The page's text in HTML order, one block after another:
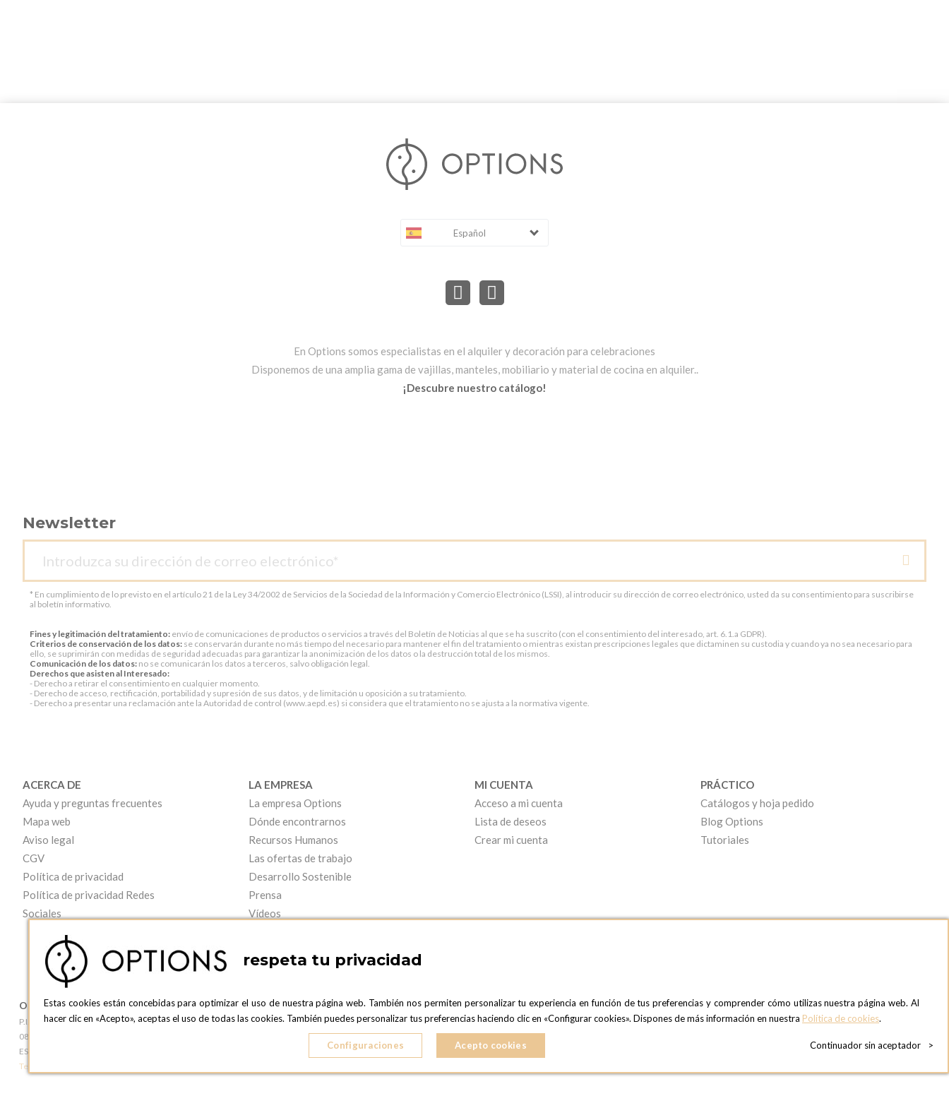
Español
En Options somos especialistas en el alquiler y decoración para celebraciones
Disponemos de una amplia gama de vajillas, manteles, mobiliario y material de cocina en alquiler..
¡Descubre nuestro catálogo!
Newsletter
* En cumplimiento de lo previsto en el artículo 21 de la Ley 34/2002 de Servicios de la Sociedad de la Información y Comercio Electrónico (LSSI), al introducir su dirección de correo electrónico, usted da su consentimiento para suscribirse
al boletín informativo.
Fines y legitimación del tratamiento: envío de comunicaciones de productos o servicios a través del Boletín de Noticias al que se ha suscrito (con el consentimiento del interesado, art. 6.1.a GDPR).
Criterios de conservación de los datos: se conservarán durante no más tiempo del necesario para mantener el fin del tratamiento o mientras existan prescripciones legales que dictaminen su custodia y cuando ya no sea necesario para
ello, se suprimirán con medidas de seguridad adecuadas para garantizar la anonimización de los datos o la destrucción total de los mismos.
Comunicación de los datos: no se comunicarán los datos a terceros, salvo obligación legal.
Derechos que asisten al Interesado:
- Derecho a retirar el consentimiento en cualquier momento.
- Derecho de acceso, rectificación, portabilidad y supresión de sus datos, y de limitación u oposición a su tratamiento.
- Derecho a presentar una reclamación ante la Autoridad de control (www.aepd.es) si considera que el tratamiento no se ajusta a la normativa vigente.
ACERCA DE
Ayuda y preguntas frecuentes
Mapa web
Aviso legal
CGV
Política de privacidad
Política de privacidad Redes
Sociales
LA EMPRESA
La empresa Options
Dónde encontrarnos
Recursos Humanos
Las ofertas de trabajo
Desarrollo Sostenible
Prensa
Vídeos
MI CUENTA
Acceso a mi cuenta
Lista de deseos
Crear mi cuenta
PRÁCTICO
Catálogos y hoja pedido
Blog Options
Tutoriales
OPTIONS BARCELONA
P.I. Can Bernades-Subirà, C/ Ripollès, 12
08130 Santa Perpetua de Moguda, Barcelona
ESPAñA
Teléfono:
OPTIONS BARCELONA SHOWROOM
c/ Laforja, 102
08021 BARCELONA
OPTIONS MADRID
C. Lucio Emilio Cándido, 6,
28803 Alcalá de Henares, Madrid
ESPAñA
OPTIONS MADRID SHOWROOM
C/ Bárbara de Braganza, 2
respeta tu privacidad
Estas cookies están concebidas para optimizar el uso de nuestra página web. También nos permiten personalizar tu experiencia en función de tus preferencias y comprender cómo utilizas nuestra página web. Al
hacer clic en «Acepto», aceptas el uso de todas las cookies. También puedes personalizar tus preferencias haciendo clic en «Configurar cookies». Dispones de más información en nuestra Política de cookies.
Configuraciones Acepto cookies Continuador sin aceptador >